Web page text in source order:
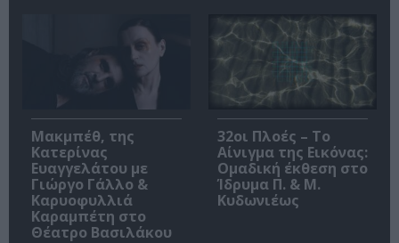
Μακμπέθ, της
Κατερίνας
Ευαγγελάτου με
Γιώργο Γάλλο &
Καρυοφυλλιά
Καραμπέτη στο
Θέατρο Βασιλάκου
32οι Πλοές – Το
Αίνιγμα της Εικόνας:
Ομαδική έκθεση στο
Ίδρυμα Π. & Μ.
Κυδωνιέως